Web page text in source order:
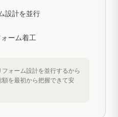
設計を並行
ーム着工
ォーム設計を並行するから
を最初から把握できて安